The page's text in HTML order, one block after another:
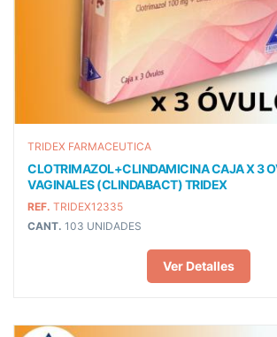
TRIDEX FARMACEUTICA
CLOTRIMAZOL+CLINDAMICINA CAJA X 3
VAGINALES (CLINDABACT) TRIDEX
REF. TRIDEX12335
CANT. 103 UNIDADES
Ver Detalles